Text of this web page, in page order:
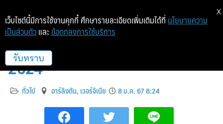
สิ่งที่ไม่ควรพลาดในงาน CES
2024
ทั่วไป อาร์ลิงตัน, เวอร์จิเนีย 8 ม.ค. 67 8:24
เว็บไซต์นี้มีการใช้งานคุกกี้ ศึกษารายละเอียดเพิ่มเติมได้ที่ นโยบายความ
เป็นส่วนตัว และ ข้อตกลงการใช้บริการ
รับทราบ
X